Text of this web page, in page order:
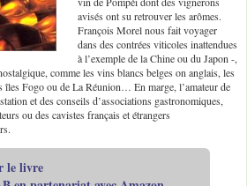
avisés ont su retrouver les arômes.
François Morel nous fait voyager
dans des contrées viticoles inattendues
à l’exemple de la Chine ou du Japon -,
comme les vins blancs belges on anglais, les
îles Fogo ou de La Réunion… En marge, l’amateur de
et des conseils d’associations gastronomiques,
ou des cavistes français et étrangers
le livre